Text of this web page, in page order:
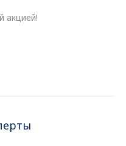
акцией!